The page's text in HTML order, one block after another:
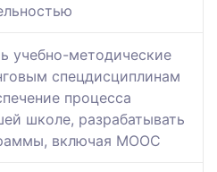
учебно-методические
спецдисциплинам
процесса
школе, разрабатывать
включая МООС